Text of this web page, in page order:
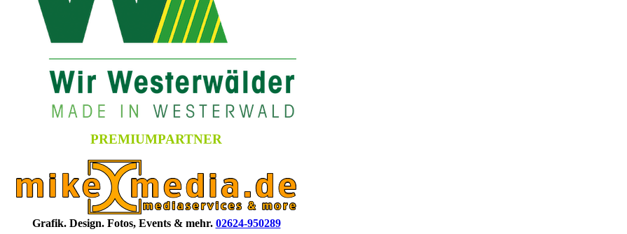
PREMIUMPARTNER
Grafik. Design. Fotos, Events & mehr. 02624-950289